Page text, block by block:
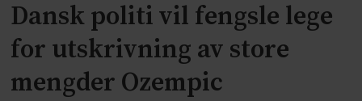
Dansk politi vil fengsle lege
for utskrivning av store
mengder Ozempic